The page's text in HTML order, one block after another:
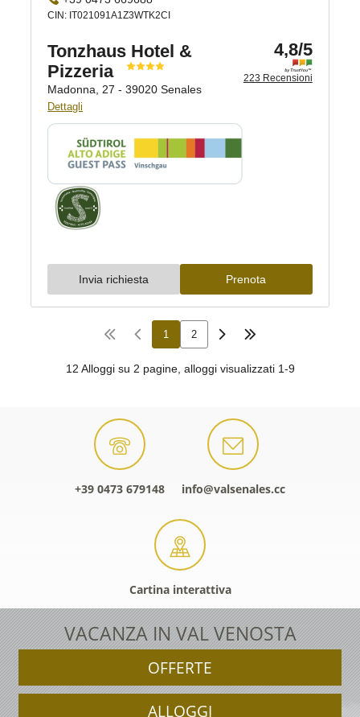
+39 0473 679148 info@valsenales.cc
Cartina interattiva
VACANZA IN VAL VENOSTA
OFFERTE
ALLOGGI